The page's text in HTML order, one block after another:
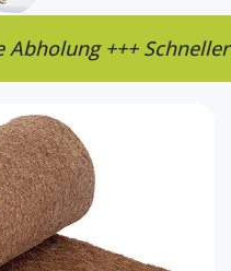
Schneller Versand